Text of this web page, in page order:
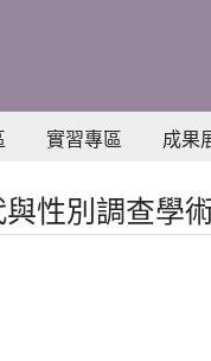
實習專區 成果
與性別調查學